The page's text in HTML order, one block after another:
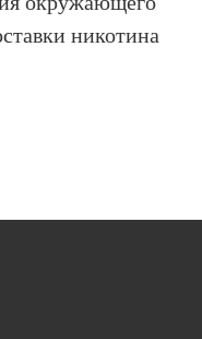
никотина